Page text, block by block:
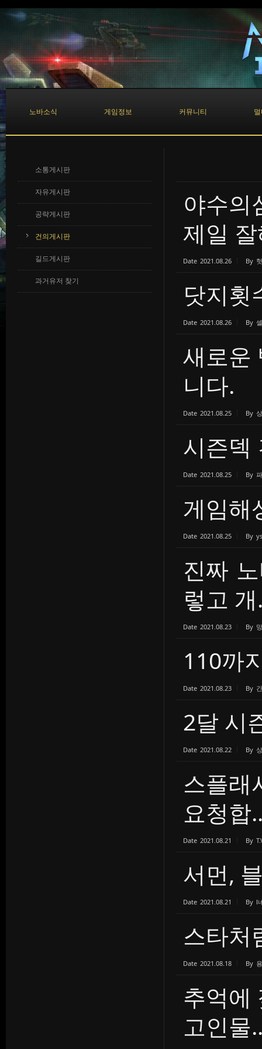
노바소식 게임정보 커뮤니티
소통게시판
자유게시판
공략게시판
건의게시판
길드게시판
과거유저 찾기
야수의
제일
Date 2021.08.26 By
닷지횟
Date 2021.08.26 By
새로운
니다.
Date 2021.08.25 By
시즌덱
Date 2021.08.25 By
게임해
Date 2021.08.25 By
진짜
렇고
Date 2021.08.23 By
110까
Date 2021.08.23 By
2달 시
Date 2021.08.22 By
스플래
요청합
Date 2021.08.21 By
서먼,
Date 2021.08.21 By l
스타처
Date 2021.08.18 By
추억에
고인물
Sketchbook5, 스케치북5
Sketchbook5, 스케치북5